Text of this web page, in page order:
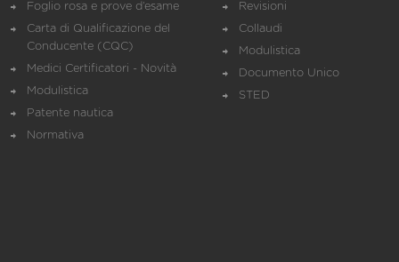
Foglio rosa e prove d’esame
Carta di Qualificazione del
Conducente (CQC)
Medici Certificatori - Novità
Modulistica
Patente nautica
Normativa
Revisioni
Collaudi
Modulistica
Documento Unico
STED